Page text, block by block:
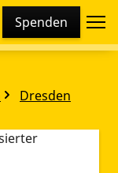
Spenden
Dresden
der Deutschen
und
und
der